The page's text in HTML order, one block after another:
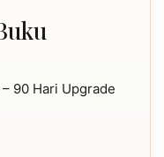
90 Hari Upgrade